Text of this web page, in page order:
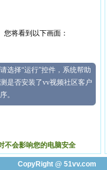
将看到以下画面：
请选择“运行”控件，系统帮助
是否安装了vv视频社区客户
。
不会影响您的电脑安全
CopyRight @ 51vv.com